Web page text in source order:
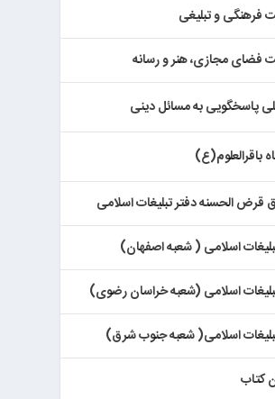
فرهنگی و تبلیغی
فضای مجازی، هنر و رسانه
پاسخگویی به مسائل دینی
باقرالعلوم(ع)
قرض الحسنه دفتر تبلیغات اسلامی
اسلامی ( شعبه اصفهان)
اسلامی (شعبه خراسان رضوی)
اسلامی( شعبه جنوب شرق)
کتاب